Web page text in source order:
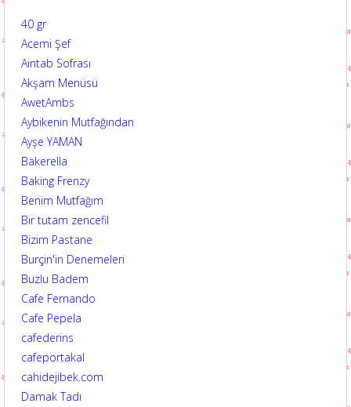
40 gr
Acemi Şef
Aintab Sofrası
Akşam Menüsü
AwetAmbs
Aybikenin Mutfağından
Ayşe YAMAN
Bakerella
Baking Frenzy
Benim Mutfağım
Bir tutam zencefil
Bizim Pastane
Burçin'in Denemeleri
Buzlu Badem
Cafe Fernando
Cafe Pepela
cafederins
cafeportakal
cahidejibek.com
Damak Tadı